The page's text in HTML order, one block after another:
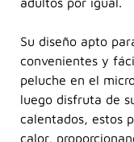
Su diseño apto
convenientes y
peluche en el
luego disfruta de
calentados, estos
calor,